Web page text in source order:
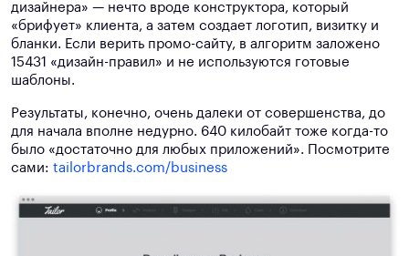
дизайнера» — нечто вроде конструктора, который
«брифует» клиента, а затем создает логотип, визитку и
бланки. Если верить промо-сайту, в алгоритм заложено
15431 «дизайн-правил» и не используются готовые
шаблоны.
Результаты, конечно, очень далеки от совершенства, до
для начала вполне недурно. 640 килобайт тоже когда-то
было «достаточно для любых приложений». Посмотрите
сами: tailorbrands.com/business